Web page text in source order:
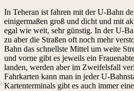
In Teheran ist fahren mit der U-Bahn
einigermaßen groß und dicht und mit
egal wie weit, sehr günstig. In der U-
zu aber die Straßen oft noch mehr
Bahn das schnellste Mittel um weite
und vorne gibt es jeweils ein
landen, werden aber im Zweifelsfall
Fahrkarten kann man in jeder U-
Kartenterminals gibt es auch immer